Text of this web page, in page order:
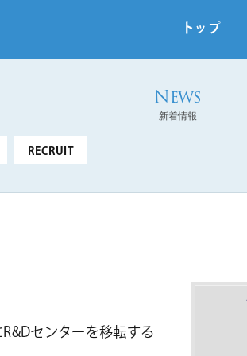
トップ
新着情報
RECRUIT
センターを移転する